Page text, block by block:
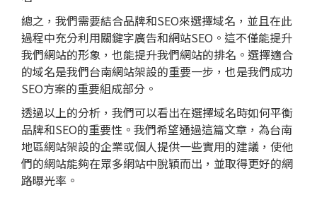
總之，我們需要結合品牌和SEO來選擇域名，並且在此
過程中充分利用關鍵字廣告和網站SEO。這不僅能提升
我們網站的形象，也能提升我們網站的排名。選擇適合
的域名是我們台南網站架設的重要一步，也是我們成功
SEO方案的重要組成部分。
透過以上的分析，我們可以看出在選擇域名時如何平衡
品牌和SEO的重要性。我們希望通過這篇文章，為台南
地區網站架設的企業或個人提供一些實用的建議，使他
們的網站能夠在眾多網站中脫穎而出，並取得更好的網
路曝光率。